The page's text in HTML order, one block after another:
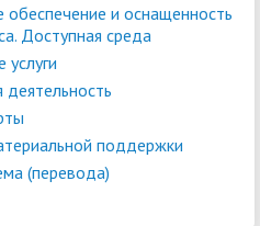
и оснащенность
Доступная среда
поддержки
(перевода)